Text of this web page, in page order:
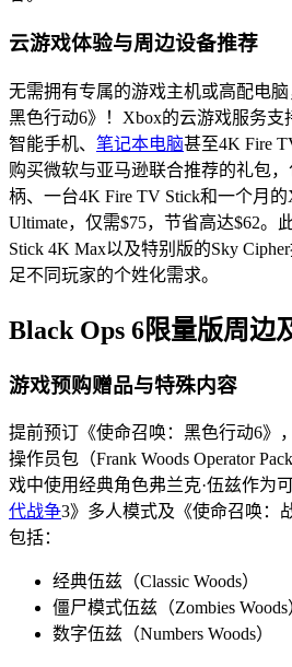
云游戏体验与周边设备推荐
无需拥有专属的游戏主机或高配电脑
黑色行动6》！Xbox的云游戏服务支
智能手机、 笔记本电脑甚至4K Fire
购买微软与亚马逊联合推荐的礼包
柄、一台4K Fire TV Stick和一个月的
Ultimate，仅需$75，节省高达$62。
Stick 4K Max以及特别版的Sky
足不同玩家的个姓化需求。
Black Ops 6限量版周边
游戏预购赠品与特殊内容
提前预订《使命召唤：黑色行动6》
操作员包（Frank Woods Operator
戏中使用经典角色弗兰克·伍兹作为
代战争3》多人模式及《使命召唤：
包括：
经典伍兹（Classic Woods）
僵尸模式伍兹（Zombies Woods
数字伍兹（Numbers Woods）